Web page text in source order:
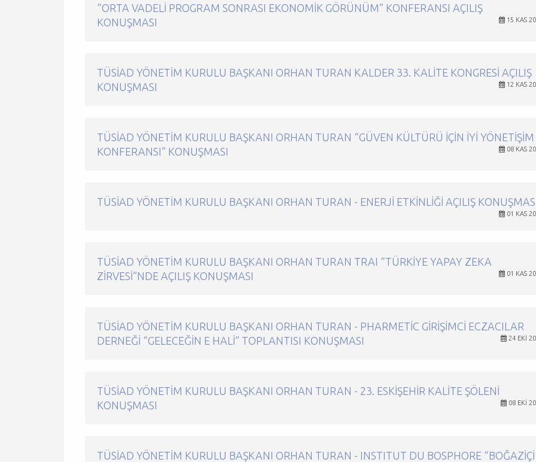
“ORTA VADELI PROGRAM SONRASI EKONOMIK GÖRÜNÜM” KONFERANSI AÇILIŞ
KONUŞMASI
15 KAS
TÜSİAD YÖNETIM KURULU BAŞKANI ORHAN TURAN KALDER 33. KALITE KONGRESI AÇILIŞ
KONUŞMASI
12 KAS
TÜSİAD YÖNETIM KURULU BAŞKANI ORHAN TURAN “GÜVEN KÜLTÜRÜ IÇIN İYI YÖNETIŞIM
KONFERANSI” KONUŞMASI
08 KAS
TÜSİAD YÖNETIM KURULU BAŞKANI ORHAN TURAN - ENERJI ETKINLIĞI AÇILIŞ
01 KAS
TÜSİAD YÖNETIM KURULU BAŞKANI ORHAN TURAN TRAI “TÜRKIYE YAPAY ZEKA
ZIRVESI”NDE AÇILIŞ KONUŞMASI
01 KAS
TÜSİAD YÖNETIM KURULU BAŞKANI ORHAN TURAN - PHARMETIC GIRIŞIMCI ECZACILAR
DERNEĞI “GELECEĞIN E HALI” TOPLANTISI KONUŞMASI
24 EKI
TÜSİAD YÖNETIM KURULU BAŞKANI ORHAN TURAN - 23. ESKIŞEHIR KALITE ŞÖLENI
KONUŞMASI
08 EKI
TÜSİAD YÖNETIM KURULU BAŞKANI ORHAN TURAN - INSTITUT DU BOSPHORE “BOĞAZIÇI